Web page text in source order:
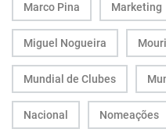
Marco Pina Marketing
Miguel Nogueira
Mundial de Clubes
Nacional Nomeações